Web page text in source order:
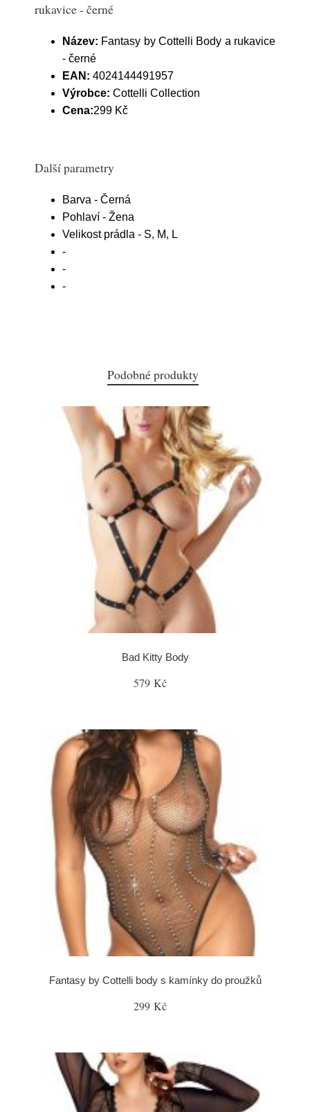
rukavice - černé
Název: Fantasy by Cottelli Body a rukavice
- černé
EAN: 4024144491957
Výrobce: Cottelli Collection
Cena:299 Kč
Další parametry
Barva - Černá
Pohlaví - Žena
Velikost prádla - S, M, L
-
-
-
Podobné produkty
Bad Kitty Body
579 Kč
Fantasy by Cottelli body s kamínky do proužků
299 Kč